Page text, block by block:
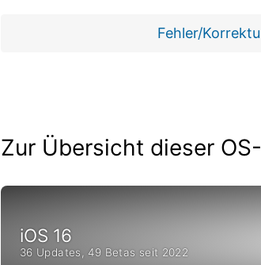
Fehler/
Zur Übersicht dieser
iOS 16
36 Updates, 49 Betas seit 2022